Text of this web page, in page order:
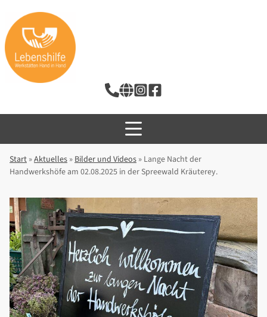
Start »Aktuelles »Bilder und Videos » Lange Nacht der
Handwerkshöfe am 02.08.2025 in der Spreewald Kräuterey.